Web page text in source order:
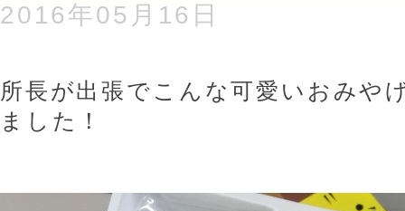
2016年05月16日
所長が出張でこんな可愛いおみや
ました！